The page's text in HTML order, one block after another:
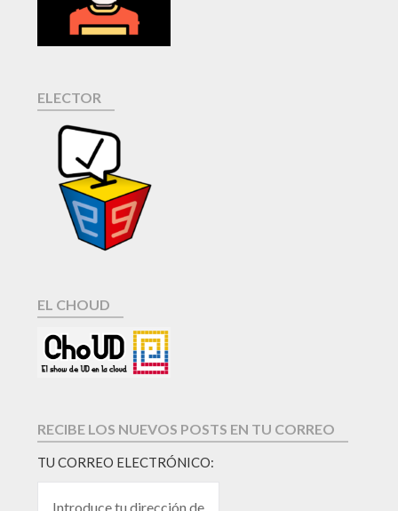
ELECTOR
EL CHOUD
RECIBE LOS NUEVOS POSTS EN TU CORREO
TU CORREO ELECTRÓNICO: